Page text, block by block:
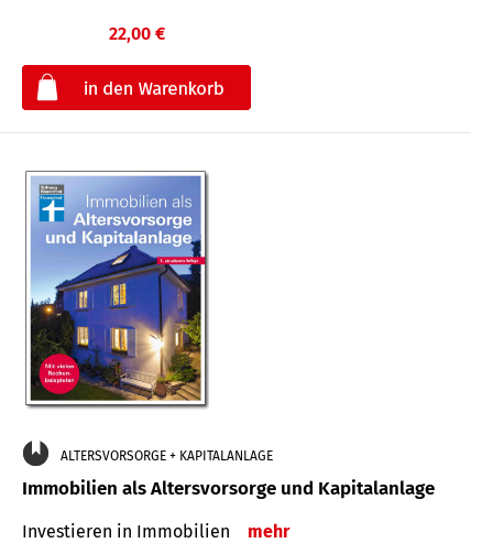
22,00 €
ALTERSVORSORGE + KAPITALANLAGE
Immobilien als Altersvorsorge und Kapitalanlage
Investieren in Immobilien mehr